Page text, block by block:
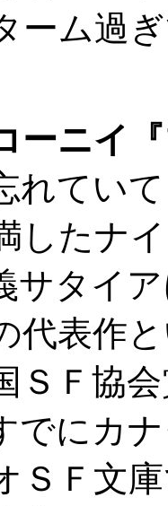
ーム過
ーニイ
れてい
したナ
サタイ
代表作
ＳＦ協
でにカ
ＳＦ文